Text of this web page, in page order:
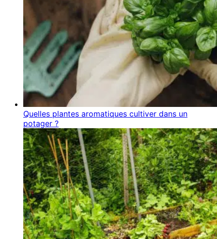
Quelles plantes aromatiques cultiver dans un
potager ?